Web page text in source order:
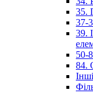
35.
37-
39.
50-
84.